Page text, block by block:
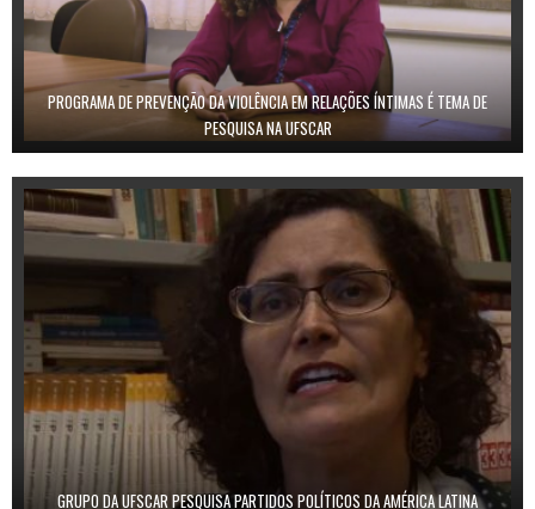
PROGRAMA DE PREVENÇÃO DA VIOLÊNCIA EM RELAÇÕES ÍNTIMAS É TEMA DE
PESQUISA NA UFSCAR
GRUPO DA UFSCAR PESQUISA PARTIDOS POLÍTICOS DA AMÉRICA LATINA